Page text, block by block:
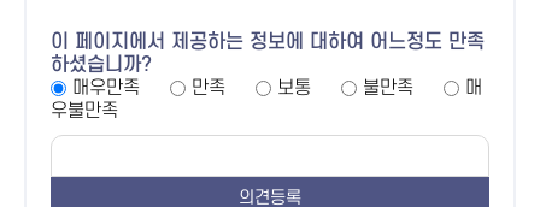
이 페이지에서 제공하는 정보에 대하여 어느정도 만족
하셨습니까?
매우만족
만족 보통 불만족
매
우불만족